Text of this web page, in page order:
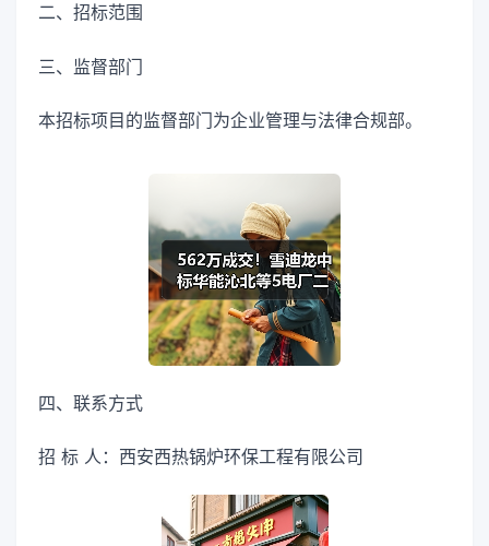
二、招标范围
三、监督部门
本招标项目的监督部门为企业管理与法律合规部。
四、联系方式
招 标 人：西安西热锅炉环保工程有限公司